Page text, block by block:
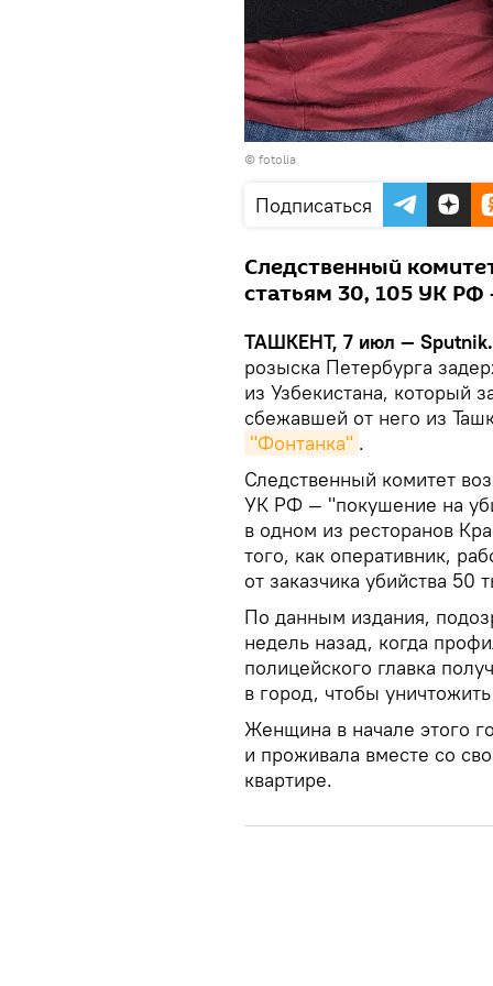
© fotolia
Подписаться
Следственный
статьям 30, 105 УК
ТАШКЕНТ, 7 июл — Sputnik.
розыска Петербурга
из Узбекистана, который
сбежавшей от него из
"Фонтанка" .
Следственный комитет
УК РФ — "покушение на
в одном из ресторанов
того, как оперативник,
от заказчика убийства 50
По данным издания,
недель назад, когда
полицейского главка
в город, чтобы
Женщина в начале этого
и проживала вместе со
квартире.